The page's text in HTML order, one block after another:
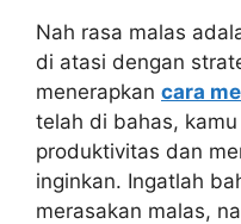
Nah rasa malas
di atasi dengan
menerapkan cara
telah di bahas,
produktivitas dan
inginkan. Ingatlah
merasakan malas,